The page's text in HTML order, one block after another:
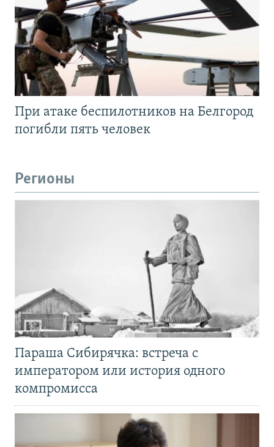
При атаке беспилотников на Белгород
погибли пять человек
Регионы
Параша Сибирячка: встреча с
императором или история одного
компромисса